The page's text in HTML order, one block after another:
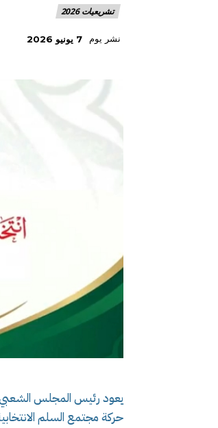
تشريعيات 2026
نشر يوم 7 يونيو 2026
يعود رئيس المجلس الشعبي
حركة مجتمع السلم